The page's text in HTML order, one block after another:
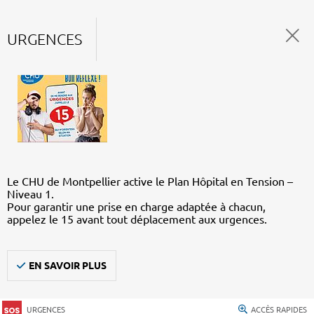
URGENCES
Le CHU de Montpellier active le Plan Hôpital en Tension –
Niveau 1.
Pour garantir une prise en charge adaptée à chacun,
appelez le 15 avant tout déplacement aux urgences.
EN SAVOIR PLUS
URGENCES ACCÈS RAPIDES